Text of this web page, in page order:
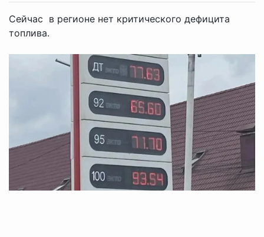
Сейчас в регионе нет критического дефицита
топлива.